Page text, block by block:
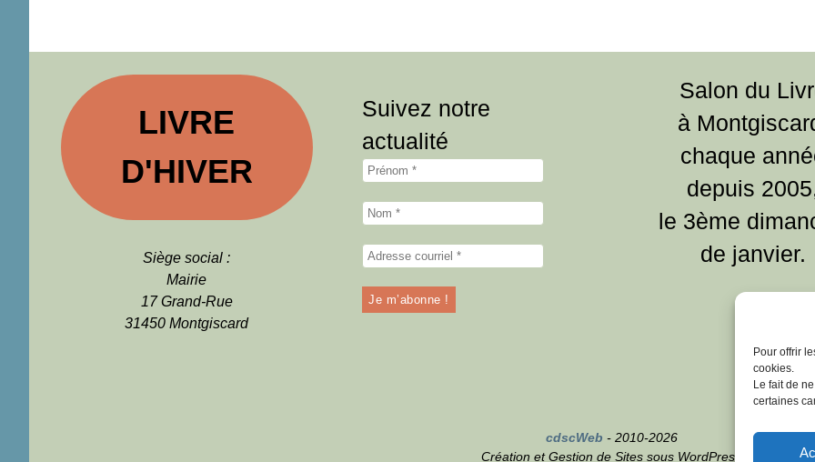
Pour offrir
cookies.
Le fait de
certaines
LIVRE
D'HIVER
Siège social :
Mairie
17 Grand-Rue
31450 Montgiscard
Suivez notre
actualité
Salon du
à
chaque
depuis
le 3ème
de janvier.
cdscWeb - 2010-2026
Création et Gestion de Sites sous WordPress